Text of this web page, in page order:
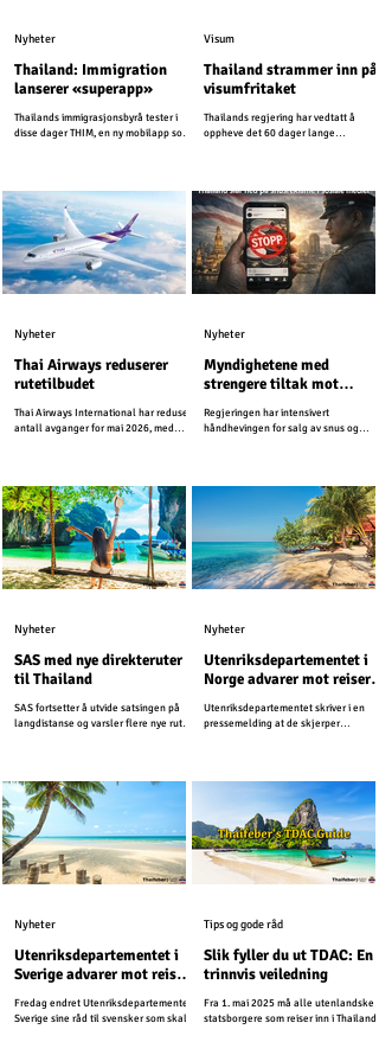
Thailand: Immigration
lanserer «superapp»
Thailands immigrasjonsbyrå tester i
disse dager THIM, en ny mobilapp som
Nyheter
Thailand strammer inn på
visumfritaket
Thailands regjering har vedtatt å
oppheve det 60 dager lange
Visum
Thai Airways reduserer
rutetilbudet
Thai Airways International har redusert
antall avganger for mai 2026, med
Nyheter
Myndighetene med
strengere tiltak mot
medier
Regjeringen har intensivert
håndhevingen for salg av snus og
Nyheter
SAS med nye direkteruter
til Thailand
SAS fortsetter å utvide satsingen på
langdistanse og varsler flere nye ruter i
Nyheter
Utenriksdepartementet i
Norge advarer mot reiser
Utenriksdepartementet skriver i en
pressemelding at de skjerper
hver side av grensen mellom Thailand
og Kambodsja. Den forrige
reiseadvarselen gjaldt for 20 kilometer
fra grensen.
Nyheter
Utenriksdepartementet i
Sverige advarer mot reiser
til ferieøyer i Thailand
Fredag endret Utenriksdepartementet i
Sverige sine råd til svensker som skal
Nyheter
Slik fyller du ut TDAC: En
trinnvis veiledning
Fra 1. mai 2025 må alle utenlandske
statsborgere som reiser inn i Thailand
Tips og gode råd